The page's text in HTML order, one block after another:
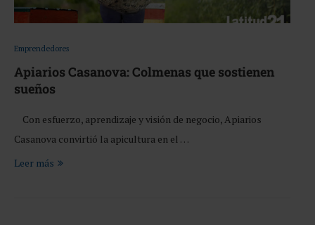
Emprendedores
Apiarios Casanova: Colmenas que sostienen
sueños
Con esfuerzo, aprendizaje y visión de negocio, Apiarios
Casanova convirtió la apicultura en el …
Leer más